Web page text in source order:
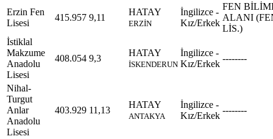
Erzin Fen
Lisesi
415.957 9,11
HATAY
ERZİN
İngilizce -
Kız/Erkek
FEN
ALANI
LİS.)
İstiklal
Makzume
Anadolu
Lisesi
408.054 9,3
HATAY
İSKENDERUN
İngilizce -
Kız/Erkek
--------
Nihal-
Turgut
Anlar
Anadolu
Lisesi
403.929 11,13
HATAY
ANTAKYA
İngilizce -
Kız/Erkek
--------